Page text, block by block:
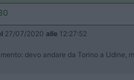
27/07/2020 alle 12:27:52
devo andare da Torino a